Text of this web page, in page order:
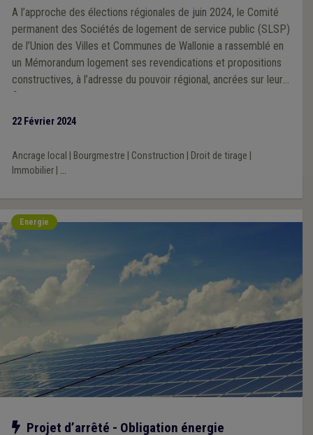
A l’approche des élections régionales de juin 2024, le Comité
permanent des Sociétés de logement de service public (SLSP)
de l’Union des Villes et Communes de Wallonie a rassemblé en
un Mémorandum logement ses revendications et propositions
constructives, à l’adresse du pouvoir régional, ancrées sur leur
fine connaissance du terrain et leur expérience opérationnelle
22 Février 2024
Ancrage local Bourgmestre Construction Droit de tirage
Immobilier| ...
Energie
Notre action
Projet d’arrêté - Obligation énergie